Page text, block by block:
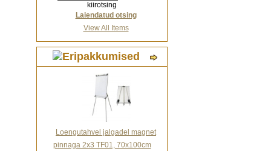
kiirotsing
Laiendatud otsing
View All Items
Loengutahvel jalgadel magnet
pinnaga 2x3 TF01, 70x100cm